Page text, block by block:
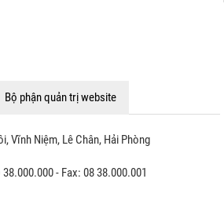
Bộ phận quản trị website
Vĩnh Niệm, Lê Chân, Hải Phòng
- Fax: 08 38.000.001